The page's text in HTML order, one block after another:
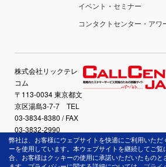
イベント・セミナー
コンタクトセンター・アワ
株式会社リックテレ
コム
〒113-0034 東京都文
京区湯島3-7-7 TEL
03-3834-8380 / FAX
03-3832-2990
弊社は、お客様にウェブサイトを快適にご利用いただ
ーを使用しています。本ウェブサイトを継続してご覧
合、お客様はクッキーの使用に承諾いただいたものと